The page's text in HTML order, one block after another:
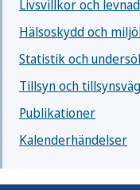
Livsvillkor och
Hälsoskydd och
Statistik och
Tillsyn och
Publikationer
Kalenderhändelser